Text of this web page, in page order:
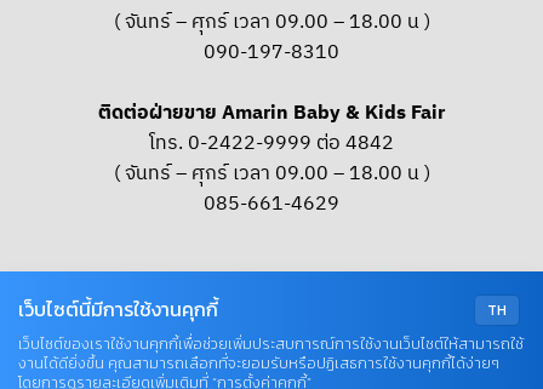
( จันทร์ – ศุกร์ เวลา 09.00 – 18.00 น )
090-197-8310
ติดต่อฝ่ายขาย Amarin Baby & Kids Fair
โทร. 0-2422-9999 ต่อ 4842
( จันทร์ – ศุกร์ เวลา 09.00 – 18.00 น )
085-661-4629
© COPYRIGHT 2026 AME IMAGINATIVE COMPANY LIMITED
TH
เว็บไซต์นี้มีการใช้งานคุกกี้
เว็บไซต์ของเราใช้งานคุกกี้เพื่อช่วยเพิ่มประสบการณ์การใช้งานเว็บไซต์ให้สามารถใช้
งานได้ดียิ่งขึ้น คุณสามารถเลือกที่จะยอมรับหรือปฏิเสธการใช้งานคุกกี้ได้ง่ายๆ
โดยการดูรายละเอียดเพิ่มเติมที่ “การตั้งค่าคุกกี้”